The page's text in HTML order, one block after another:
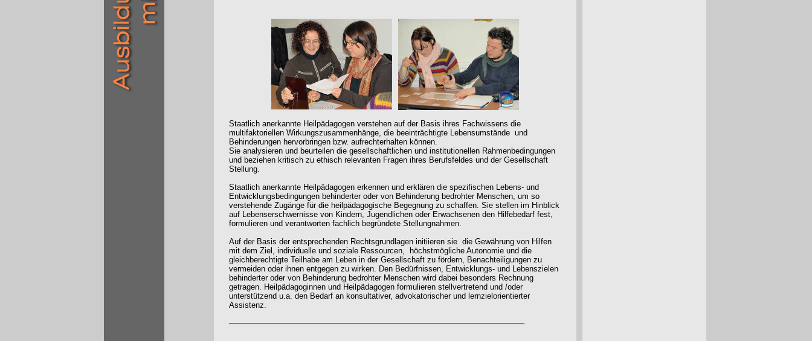
Staatlich anerkannte Heilpädagogen verstehen auf der Basis ihres Fachwissens die
multifaktoriellen Wirkungszusammenhänge, die beeinträchtigte Lebensumstände und
Behinderungen hervorbringen bzw. aufrechterhalten können.
Sie analysieren und beurteilen die gesellschaftlichen und institutionellen Rahmenbedingungen
und beziehen kritisch zu ethisch relevanten Fragen ihres Berufsfeldes und der Gesellschaft
Stellung.
Staatlich anerkannte Heilpädagogen erkennen und erklären die spezifischen Lebens- und
Entwicklungsbedingungen behinderter oder von Behinderung bedrohter Menschen, um so
verstehende Zugänge für die heilpädagogische Begegnung zu schaffen. Sie stellen im Hinblick
auf Lebenserschwernisse von Kindern, Jugendlichen oder Erwachsenen den Hilfebedarf fest,
formulieren und verantworten fachlich begründete Stellungnahmen.
Auf der Basis der entsprechenden Rechtsgrundlagen initiieren sie die Gewährung von Hilfen
mit dem Ziel, individuelle und soziale Ressourcen, höchstmögliche Autonomie und die
gleichberechtigte Teilhabe am Leben in der Gesellschaft zu fördern, Benachteiligungen zu
vermeiden oder ihnen entgegen zu wirken. Den Bedürfnissen, Entwicklungs- und Lebenszielen
behinderter oder von Behinderung bedrohter Menschen wird dabei besonders Rechnung
getragen. Heilpädagoginnen und Heilpädagogen formulieren stellvertretend und /oder
unterstützend u.a. den Bedarf an konsultativer, advokatorischer und lernzielorientierter
Assistenz.